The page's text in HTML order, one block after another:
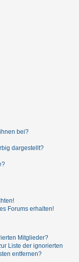
bei?
dargestellt?
Forums erhalten!
Mitglieder?
Liste der ignorierten
entfernen?